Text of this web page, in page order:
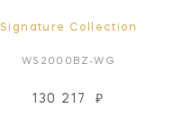
Signature Collection
WS2000BZ-WG
130 217 ₽